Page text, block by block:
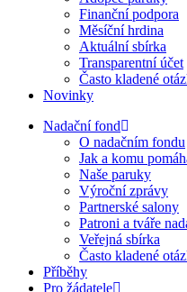
Finanční podpora
Měsíční hrdina
Aktuální sbírka
Transparentní účet
Často kladené
Novinky
Nadační fond
O nadačním fondu
Jak a komu
Naše paruky
Výroční zprávy
Partnerské salony
Patroni a tváře
Veřejná sbírka
Často kladené
Příběhy
Pro žádatele